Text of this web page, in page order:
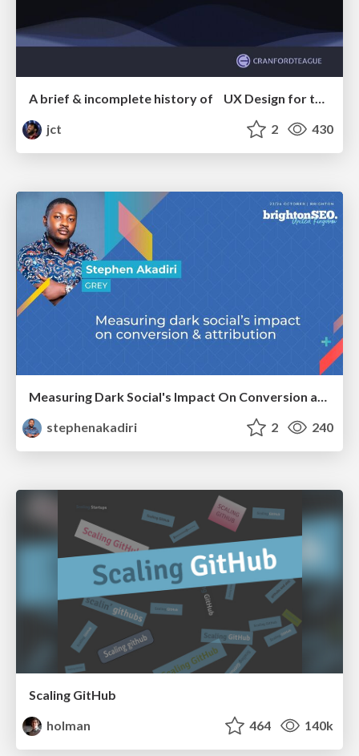
jct
2 430
Measuring Dark Social's Impact On Conversion and Attribution
stephenakadiri
2 240
Scaling GitHub
holman
464 140k